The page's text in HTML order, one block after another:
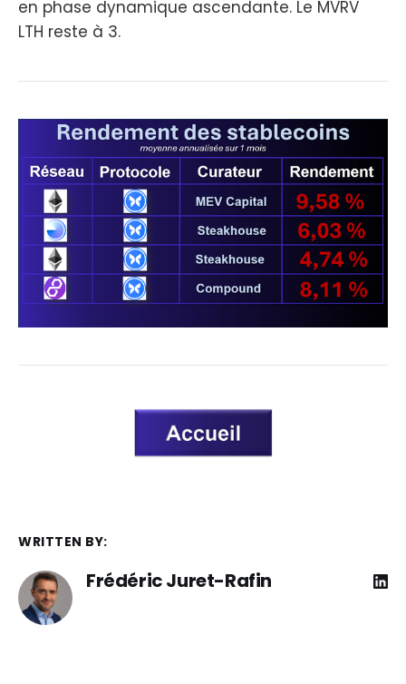
en phase dynamique ascendante. Le MVRV
LTH reste à 3.
WRITTEN BY:
Frédéric Juret-Rafin